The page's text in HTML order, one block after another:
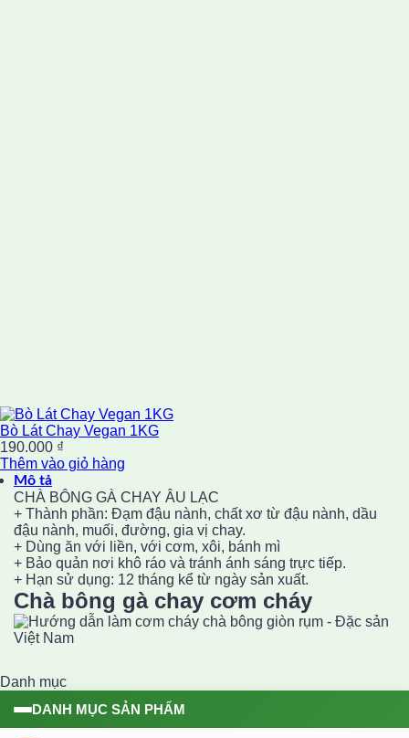
Bò Lát Chay Vegan 1KG
190.000 ₫
Thêm vào giỏ hàng
Mô tả
CHÀ BÔNG GÀ CHAY ÂU LẠC
+ Thành phần: Đạm đậu nành, chất xơ từ đậu nành, dầu
đậu nành, muối, đường, gia vị chay.
+ Dùng ăn với liền, với cơm, xôi, bánh mì
+ Bảo quản nơi khô ráo và tránh ánh sáng trực tiếp.
+ Hạn sử dụng: 12 tháng kể từ ngày sản xuất.
Chà bông gà chay cơm cháy
Danh mục
DANH MỤC SẢN PHẨM